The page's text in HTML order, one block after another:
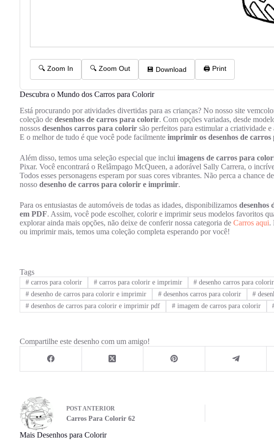
Descubra o Mundo dos Carros para Colorir
Está procurando por atividades divertidas para as crianças? No nosso site
coleção de desenhos de carros para colorir. Com opções variadas, desde
nossos desenhos carros para colorir são perfeitos para estimular a criatividade
E o melhor de tudo é que você pode facilmente imprimir os desenhos de
Além disso, temos uma seleção especial que inclui imagens de carros para
Pixar. Você encontrará o Relâmpago McQueen, a adorável Sally Carrera, o
Todos esses personagens esperam por suas cores vibrantes. Não perca a chance
nosso desenho de carros para colorir e imprimir.
Para os entusiastas de automóveis de todas as idades, disponibilizamos desenhos
em PDF. Assim, você pode escolher, colorir e imprimir seus modelos favoritos
explorar ainda mais opções, não deixe de conferir nossa categoria de Carros aqui.
ou imprimir mais, temos uma coleção completa esperando por você!
Tags
#carros para colorir #carros para colorir e imprimir # desenho carros para colorir
#desenho de carros para colorir e imprimir #desenhos carros para colorir #
#desenhos de carros para colorir e imprimir pdf #imagem de carros para colorir
Compartilhe este desenho com um amigo!
POSTANTERIOR
Carros Para Colorir 62
Mais Desenhos para Colorir